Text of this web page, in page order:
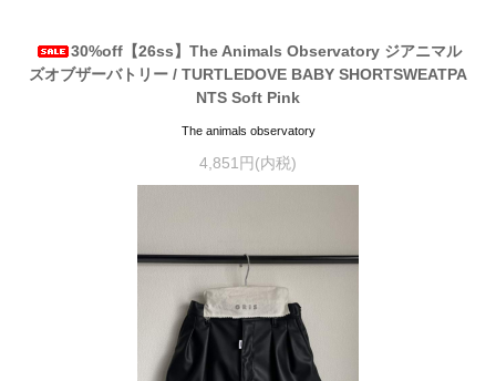
30%off【26ss】The Animals Observatory ジアニマル
ズオブザーバトリー / TURTLEDOVE BABY SHORTSWEATPA
NTS Soft Pink
The animals observatory
4,851円(内税)